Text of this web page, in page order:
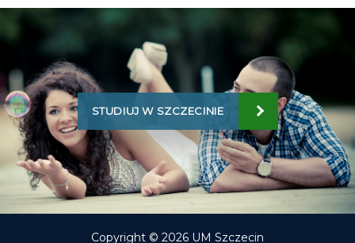
STUDIUJ W SZCZECINIE
Copyright © 2026 UM Szczecin